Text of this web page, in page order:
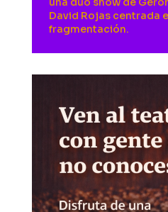
David Rojas centrada
fragmentación.